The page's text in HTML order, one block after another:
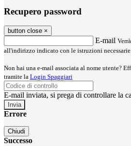
Recupero password
button close ×
E-mail
all'indirizzo indicato con le istruzioni
Non hai una e-mail associata al nome utente?
tramite la Login Spaggiari
E-mail inviata, si prega di controllare la
Errore
Chiudi
Successo